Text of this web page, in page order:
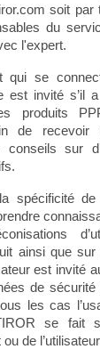
soit par
du
l'expert.
qui se
est invité s’il
produits
de
sur
spécificité
ainsi que
est invité
de
les cas
se fait
de